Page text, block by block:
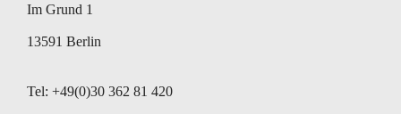
Im Grund 1
13591 Berlin
Tel: +49(0)30 362 81 420